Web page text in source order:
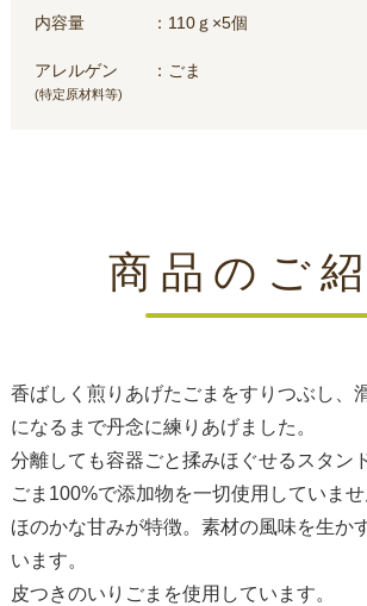
内容量 110ｇ×5個
アレルゲン
(特定原材料等)
ごま
商品のご
香ばしく煎りあげたごまをすりつぶし、
になるまで丹念に練りあげました。
分離しても容器ごと揉みほぐせるスタン
ごま100%で添加物を一切使用していませ
ほのかな甘みが特徴。素材の風味を生か
います。
皮つきのいりごまを使用しています。